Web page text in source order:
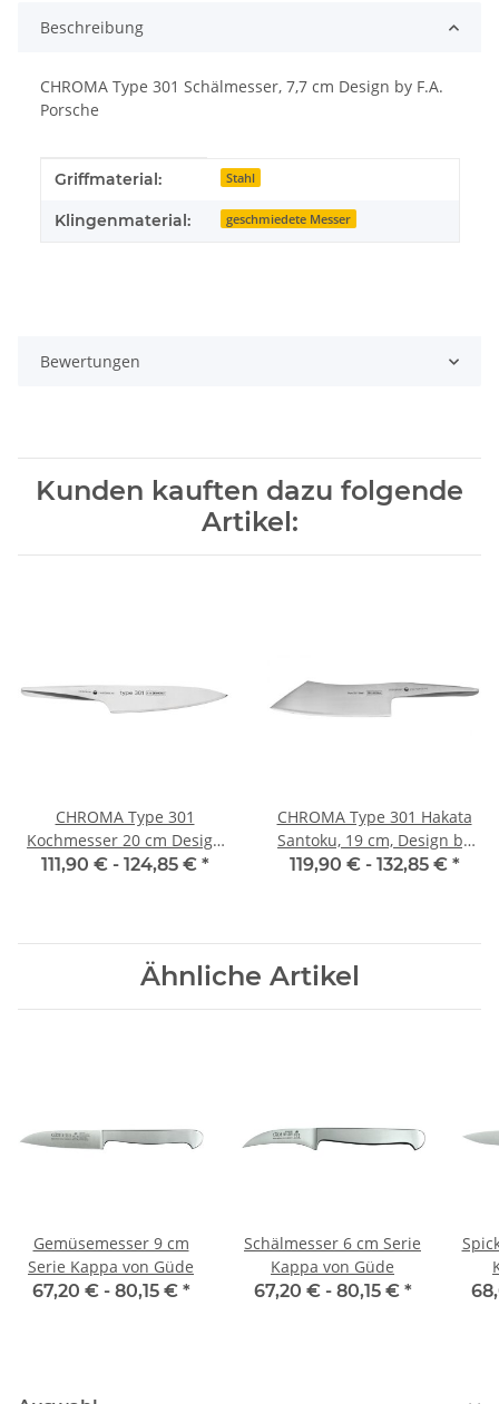
Beschreibung
CHROMA Type 301 Schälmesser, 7,7 cm Design by F.A.
Porsche
Produkteigenschaft
Wert
Griffmaterial: Stahl
Klingenmaterial: geschmiedete Messer
Bewertungen
Kunden kauften dazu folgende
Artikel:
CHROMA Type 301
Kochmesser 20 cm Design
by F.A. Porsche
111,90 € - 124,85 € *
CHROMA Type 301 Hakata
Santoku, 19 cm, Design by
F.A. Porsche
119,90 € - 132,85 € *
Ähnliche Artikel
Gemüsemesser 9 cm
Serie Kappa von Güde
67,20 € - 80,15 € *
Schälmesser 6 cm Serie
Kappa von Güde
67,20 € - 80,15 € *